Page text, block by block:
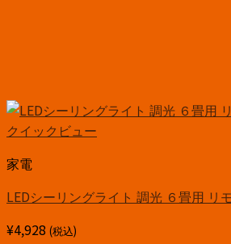
クイックビュー
家電
LEDシーリングライト 調光 ６畳用 リ
¥4,928 (税込)